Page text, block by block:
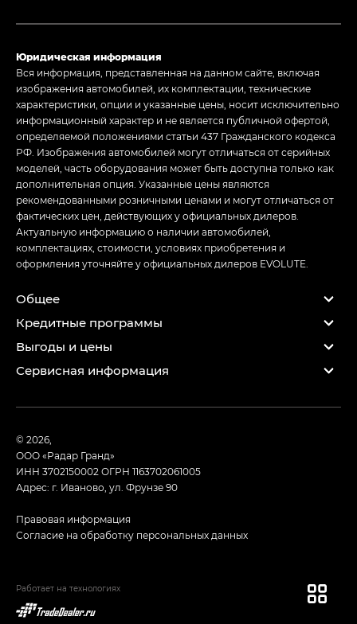
Юридическая информация
Вся информация, представленная на данном сайте, включая
изображения автомобилей, их комплектации, технические
характеристики, опции и указанные цены, носит исключительно
информационный характер и не является публичной офертой,
определяемой положениями статьи 437 Гражданского кодекса
РФ. Изображения автомобилей могут отличаться от серийных
моделей, часть оборудования может быть доступна только как
дополнительная опция. Указанные цены являются
рекомендованными розничными ценами и могут отличаться от
фактических цен, действующих у официальных дилеров.
Актуальную информацию о наличии автомобилей,
комплектациях, стоимости, условиях приобретения и
оформления уточняйте у официальных дилеров EVOLUTE.
Общее
Кредитные программы
Выгоды и цены
Сервисная информация
© 2026,
ООО «Радар Гранд»
ИНН 3702150002 ОГРН 1163702061005
Адрес: г. Иваново, ул. Фрунзе 90
Правовая информация
Согласие на обработку персональных данных
Работает на технологиях